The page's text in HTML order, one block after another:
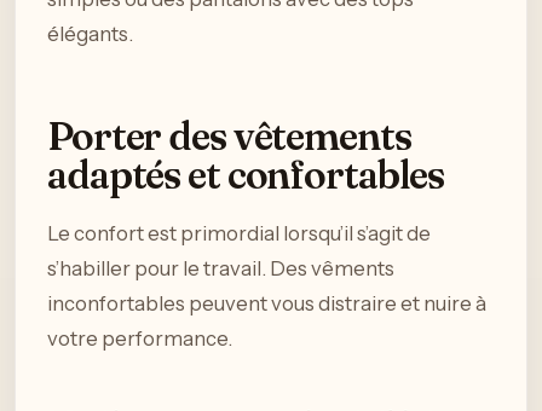
élégants.
Porter des vêtements
adaptés et confortables
Le confort est primordial lorsqu’il s’agit de
s’habiller pour le travail. Des vêments
inconfortables peuvent vous distraire et nuire à
votre performance.